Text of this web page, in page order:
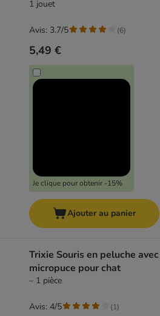
1 jouet
5,49 €
Je clique pour obtenir -15%
Avis: 3.7/5 (6)
Ajouter au panier
Trixie Souris en peluche avec
micropuce pour chat
– 1 pièce
Avis: 4/5 (1)